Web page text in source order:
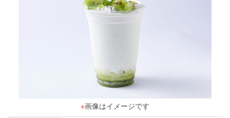
※画像はイメージです